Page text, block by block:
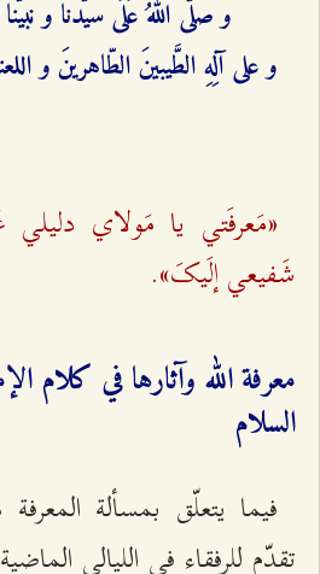
و صلَّی اللهُ عَلَی سیّدنا و
و علی آلِهِ الطَّیبینَ الطّاهرینَ و
«مَعرفَتي یا مَولاي
شَفيعي إلَيکَ».
معرفة الله وآثارها في كلام
السلام
فيما يتعلّق بمسألة
تقدّم للرفقاء في الليالي